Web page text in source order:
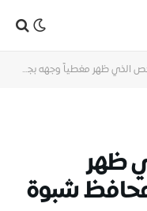
مغطياً وجهه بجانب محافظ شبوة في العيد؟
ظهر
شبوة